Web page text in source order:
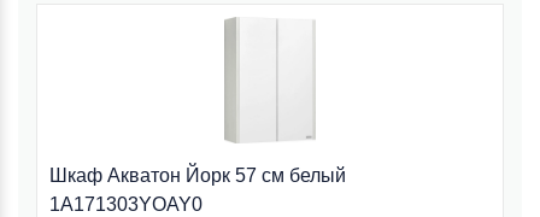
Шкаф Акватон Йорк 57 см белый
1A171303YOAY0